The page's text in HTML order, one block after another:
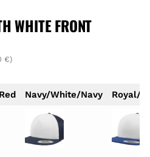
WHITE FRONT
€)
Navy/White/Navy Royal/